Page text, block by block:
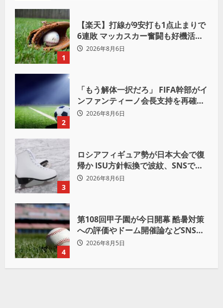
1
【楽天】打線が9安打も1点止まりで
6連敗 マッカスカー奮闘も好機活か
せず借金「22」
2026年8月6日
2
「もう解体一択だろ」 FIFA幹部がイ
ンファンティーノ会長支持を再確認
も 批判収まらず
2026年8月6日
3
ロシアフィギュア勢が日本大会で復
帰か ISU方針転換で波紋、SNSでは
賛否両論
2026年8月6日
4
第108回甲子園が今日開幕 酷暑対策
への評価やドーム開催論などSNSで
議論も
2026年8月5日